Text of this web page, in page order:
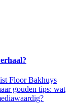
Floor Bakhuys
gouden tips: wat